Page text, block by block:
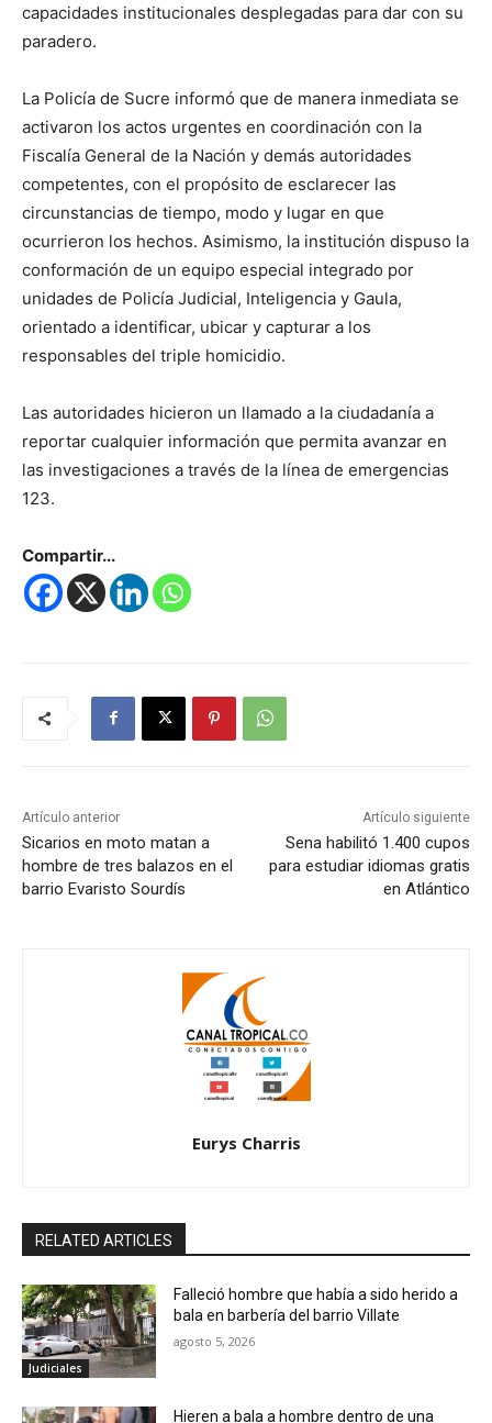
capacidades institucionales desplegadas para dar con su
paradero.
La Policía de Sucre informó que de manera inmediata se
activaron los actos urgentes en coordinación con la
Fiscalía General de la Nación y demás autoridades
competentes, con el propósito de esclarecer las
circunstancias de tiempo, modo y lugar en que
ocurrieron los hechos. Asimismo, la institución dispuso la
conformación de un equipo especial integrado por
unidades de Policía Judicial, Inteligencia y Gaula,
orientado a identificar, ubicar y capturar a los
responsables del triple homicidio.
Las autoridades hicieron un llamado a la ciudadanía a
reportar cualquier información que permita avanzar en
las investigaciones a través de la línea de emergencias
123.
Compartir...
Artículo anterior
Sicarios en moto matan a
hombre de tres balazos en el
barrio Evaristo Sourdís
Artículo siguiente
Sena habilitó 1.400 cupos
para estudiar idiomas gratis
en Atlántico
Eurys Charris
RELATED ARTICLES
Judiciales
Falleció hombre que había a sido herido a
bala en barbería del barrio Villate
agosto 5, 2026
Hieren a bala a hombre dentro de una